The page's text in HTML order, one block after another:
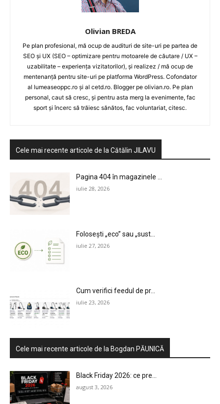
Olivian BREDA
Pe plan profesional, mă ocup de audituri de site-uri pe partea de
SEO și UX (SEO – optimizare pentru motoarele de căutare / UX –
uzabilitate – experiența vizitatorilor), și realizez / mă ocup de
mentenanță pentru site-uri pe platforma WordPress. Cofondator
al lumeaseoppc.ro și al cetd.ro. Blogger pe olivian.ro. Pe plan
personal, caut să cresc, și pentru asta merg la evenimente, fac
sport și încerc să trăiesc sănătos, fac voluntariat, citesc.
Cele mai recente articole de la Cătălin JILAVU
Pagina 404 în magazinele ...
iulie 28, 2026
Folosești „eco” sau „sust...
iulie 27, 2026
Cum verifici feedul de pr...
iulie 23, 2026
Cele mai recente articole de la Bogdan PĂUNICĂ
Black Friday 2026: ce pre...
august 3, 2026